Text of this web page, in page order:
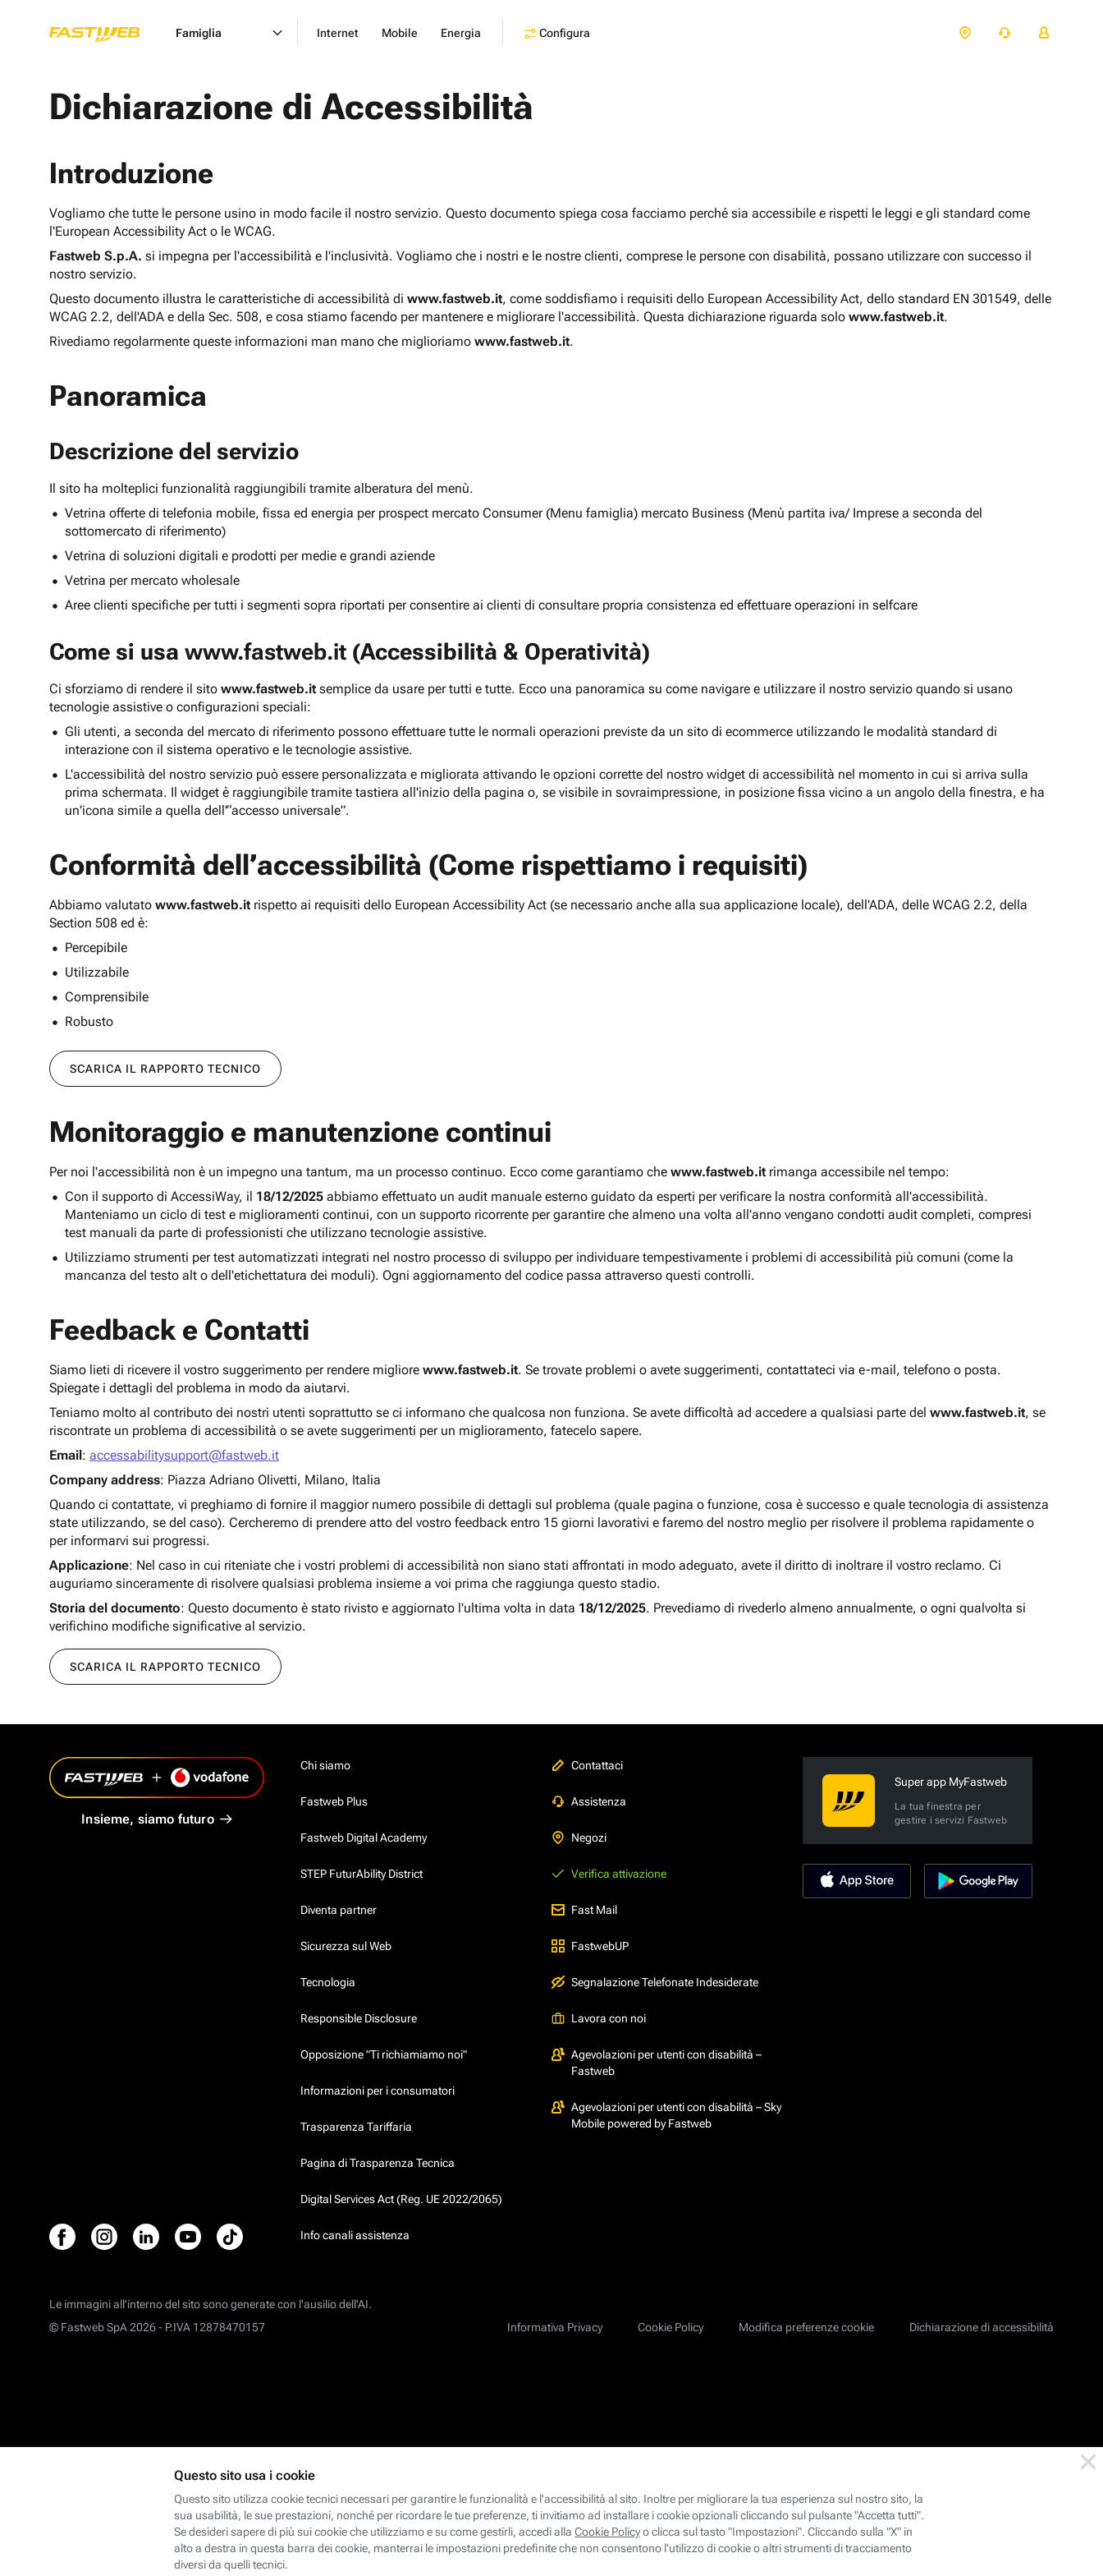
Famiglia Internet Mobile Energia Configura
Dichiarazione di Accessibilità
Introduzione
Vogliamo che tutte le persone usino in modo facile il nostro servizio. Questo documento spiega cosa facciamo perché sia accessibile e rispetti le leggi e gli standard come
l'European Accessibility Act o le WCAG.
Fastweb S.p.A. si impegna per l'accessibilità e l'inclusività. Vogliamo che i nostri e le nostre clienti, comprese le persone con disabilità, possano utilizzare con successo il
nostro servizio.
Questo documento illustra le caratteristiche di accessibilità di www.fastweb.it, come soddisfiamo i requisiti dello European Accessibility Act, dello standard EN 301549, delle
WCAG 2.2, dell'ADA e della Sec. 508, e cosa stiamo facendo per mantenere e migliorare l'accessibilità. Questa dichiarazione riguarda solo www.fastweb.it.
Rivediamo regolarmente queste informazioni man mano che miglioriamo www.fastweb.it.
Panoramica
Descrizione del servizio
Il sito ha molteplici funzionalità raggiungibili tramite alberatura del menù.
Vetrina offerte di telefonia mobile, fissa ed energia per prospect mercato Consumer (Menu famiglia) mercato Business (Menù partita iva/ Imprese a seconda del
sottomercato di riferimento)
Vetrina di soluzioni digitali e prodotti per medie e grandi aziende
Vetrina per mercato wholesale
Aree clienti specifiche per tutti i segmenti sopra riportati per consentire ai clienti di consultare propria consistenza ed effettuare operazioni in selfcare
Come si usa www.fastweb.it (Accessibilità & Operatività)
Ci sforziamo di rendere il sito www.fastweb.it semplice da usare per tutti e tutte. Ecco una panoramica su come navigare e utilizzare il nostro servizio quando si usano
tecnologie assistive o configurazioni speciali:
Gli utenti, a seconda del mercato di riferimento possono effettuare tutte le normali operazioni previste da un sito di ecommerce utilizzando le modalità standard di
interazione con il sistema operativo e le tecnologie assistive.
L'accessibilità del nostro servizio può essere personalizzata e migliorata attivando le opzioni corrette del nostro widget di accessibilità nel momento in cui si arriva sulla
prima schermata. Il widget è raggiungibile tramite tastiera all'inizio della pagina o, se visibile in sovraimpressione, in posizione fissa vicino a un angolo della finestra, e ha
un'icona simile a quella dell'“accesso universale”.
Conformità dell’accessibilità (Come rispettiamo i requisiti)
Abbiamo valutato www.fastweb.it rispetto ai requisiti dello European Accessibility Act (se necessario anche alla sua applicazione locale), dell'ADA, delle WCAG 2.2, della
Section 508 ed è:
Percepibile
Utilizzabile
Comprensibile
Robusto
SCARICA IL RAPPORTO TECNICO
Monitoraggio e manutenzione continui
Per noi l'accessibilità non è un impegno una tantum, ma un processo continuo. Ecco come garantiamo che www.fastweb.it rimanga accessibile nel tempo:
Con il supporto di AccessiWay, il 18/12/2025 abbiamo effettuato un audit manuale esterno guidato da esperti per verificare la nostra conformità all'accessibilità.
Manteniamo un ciclo di test e miglioramenti continui, con un supporto ricorrente per garantire che almeno una volta all'anno vengano condotti audit completi, compresi
test manuali da parte di professionisti che utilizzano tecnologie assistive.
Utilizziamo strumenti per test automatizzati integrati nel nostro processo di sviluppo per individuare tempestivamente i problemi di accessibilità più comuni (come la
mancanza del testo alt o dell'etichettatura dei moduli). Ogni aggiornamento del codice passa attraverso questi controlli.
Feedback e Contatti
Siamo lieti di ricevere il vostro suggerimento per rendere migliore www.fastweb.it. Se trovate problemi o avete suggerimenti, contattateci via e-mail, telefono o posta.
Spiegate i dettagli del problema in modo da aiutarvi.
Teniamo molto al contributo dei nostri utenti soprattutto se ci informano che qualcosa non funziona. Se avete difficoltà ad accedere a qualsiasi parte del www.fastweb.it, se
riscontrate un problema di accessibilità o se avete suggerimenti per un miglioramento, fatecelo sapere.
Email: accessabilitysupport@fastweb.it
Company address: Piazza Adriano Olivetti, Milano, Italia
Quando ci contattate, vi preghiamo di fornire il maggior numero possibile di dettagli sul problema (quale pagina o funzione, cosa è successo e quale tecnologia di assistenza
state utilizzando, se del caso). Cercheremo di prendere atto del vostro feedback entro 15 giorni lavorativi e faremo del nostro meglio per risolvere il problema rapidamente o
per informarvi sui progressi.
Applicazione: Nel caso in cui riteniate che i vostri problemi di accessibilità non siano stati affrontati in modo adeguato, avete il diritto di inoltrare il vostro reclamo. Ci
auguriamo sinceramente di risolvere qualsiasi problema insieme a voi prima che raggiunga questo stadio.
Storia del documento: Questo documento è stato rivisto e aggiornato l'ultima volta in data 18/12/2025. Prevediamo di rivederlo almeno annualmente, o ogni qualvolta si
verifichino modifiche significative al servizio.
SCARICA IL RAPPORTO TECNICO
Insieme, siamo futuro
Chi siamo
Fastweb Plus
Fastweb Digital Academy
STEP FuturAbility District
Diventa partner
Sicurezza sul Web
Tecnologia
Responsible Disclosure
Opposizione "Ti richiamiamo noi"
Informazioni per i consumatori
Trasparenza Tariffaria
Pagina di Trasparenza Tecnica
Digital Services Act (Reg. UE 2022/2065)
Info canali assistenza
Contattaci
Assistenza
Negozi
Verifica attivazione
Fast Mail
FastwebUP
Segnalazione Telefonate Indesiderate
Lavora con noi
Agevolazioni per utenti con disabilità –
Fastweb
Agevolazioni per utenti con disabilità – Sky
Mobile powered by Fastweb
Super app MyFastweb
La tua finestra per
gestire i servizi Fastweb
Le immagini all’interno del sito sono generate con l'ausilio dell'AI.
Informativa Privacy
Cookie Policy Modifica preferenze cookie Dichiarazione di accessibilità
© Fastweb SpA 2026 - P.IVA 12878470157